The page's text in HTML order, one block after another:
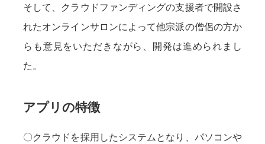
そして、クラウドファンディングの支援者で開設さ
れたオンラインサロンによって他宗派の僧侶の方か
らも意見をいただきながら、開発は進められまし
た。
アプリの特徴
〇クラウドを採用したシステムとなり、パソコンや